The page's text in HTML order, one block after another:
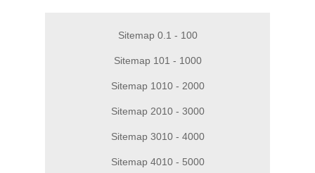
Sitemap 0.1 - 100
Sitemap 101 - 1000
Sitemap 1010 - 2000
Sitemap 2010 - 3000
Sitemap 3010 - 4000
Sitemap 4010 - 5000